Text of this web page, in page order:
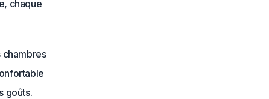
chaque
chambres
goûts.